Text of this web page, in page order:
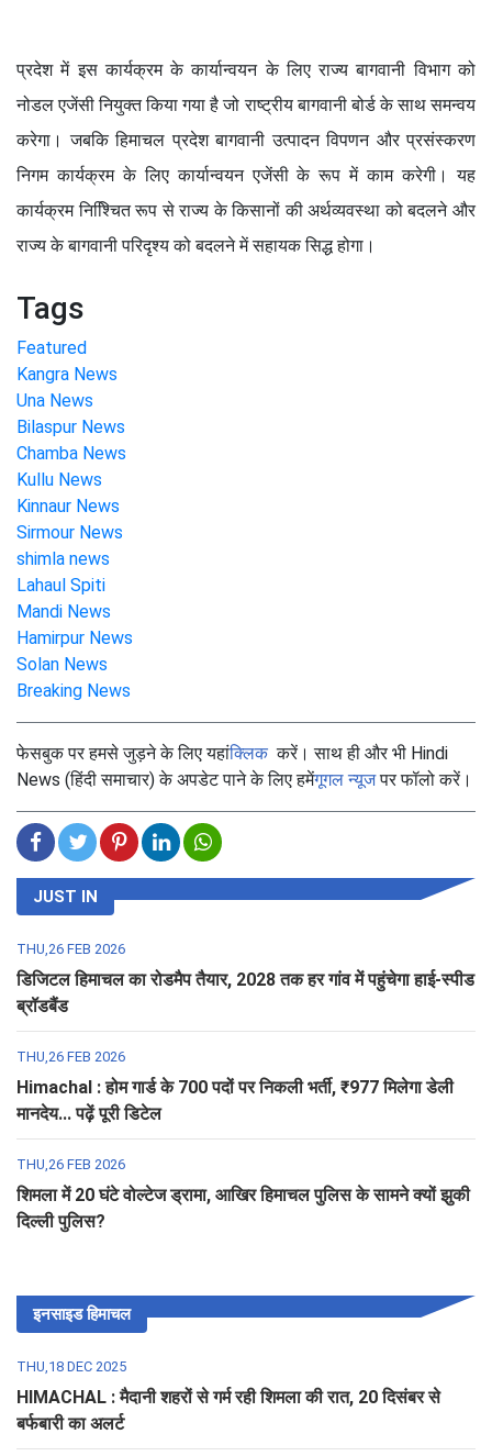
प्रदेश में इस कार्यक्रम के कार्यान्वयन के लिए राज्य बागवानी विभाग को
नोडल एजेंसी नियुक्त किया गया है जो राष्ट्रीय बागवानी बोर्ड के साथ समन्वय
करेगा। जबकि हिमाचल प्रदेश बागवानी उत्पादन विपणन और प्रसंस्करण
निगम कार्यक्रम के लिए कार्यान्वयन एजेंसी के रूप में काम करेगी। यह
कार्यक्रम निश्चिित रूप से राज्य के किसानों की अर्थव्यवस्था को बदलने और
राज्य के बागवानी परिदृश्य को बदलने में सहायक सिद्ध होगा।
Tags
Featured
Kangra News
Una News
Bilaspur News
Chamba News
Kullu News
Kinnaur News
Sirmour News
shimla news
Lahaul Spiti
Mandi News
Hamirpur News
Solan News
Breaking News
फेसबुक पर हमसे जुड़ने के लिए यहांक्लिककरें। साथ ही और भी Hindi
News (हिंदी समाचार) के अपडेट पाने के लिए हमेंगूगल न्यूजपर फॉलो करें।
JUST IN
THU,26 FEB 2026
डिजिटल हिमाचल का रोडमैप तैयार, 2028 तक हर गांव में पहुंचेगा हाई-स्पीड
ब्रॉडबैंड
THU,26 FEB 2026
Himachal : होम गार्ड के 700 पदों पर निकली भर्ती, ₹977 मिलेगा डेली
मानदेय... पढ़ें पूरी डिटेल
THU,26 FEB 2026
शिमला में 20 घंटे वोल्टेज ड्रामा, आखिर हिमाचल पुलिस के सामने क्यों झुकी
दिल्ली पुलिस?
इनसाइड हिमाचल
THU,18 DEC 2025
HIMACHAL : मैदानी शहरों से गर्म रही शिमला की रात, 20 दिसंबर से
बर्फबारी का अलर्ट